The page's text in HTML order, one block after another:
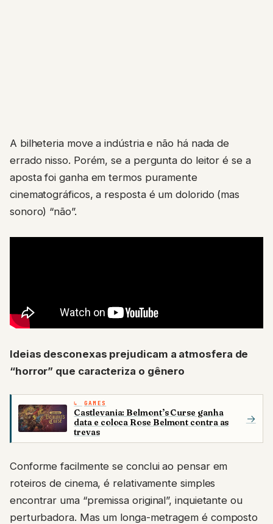
A bilheteria move a indústria e não há nada de
errado nisso. Porém, se a pergunta do leitor é se a
aposta foi ganha em termos puramente
cinematográficos, a resposta é um dolorido (mas
sonoro) “não”.
Ideias desconexas prejudicam a atmosfera de
“horror” que caracteriza o gênero
GAMES
Castlevania: Belmont’s Curse ganha
data e coloca Rose Belmont contra as
trevas
→
Conforme facilmente se conclui ao pensar em
roteiros de cinema, é relativamente simples
encontrar uma “premissa original”, inquietante ou
perturbadora. Mas um longa-metragem é composto